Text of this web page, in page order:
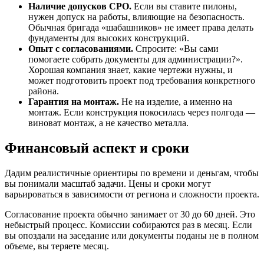
Наличие допусков СРО. Если вы ставите пилоны,
нужен допуск на работы, влияющие на безопасность.
Обычная бригада «шабашников» не имеет права делать
фундаменты для высоких конструкций.
Опыт с согласованиями. Спросите: «Вы сами
помогаете собрать документы для администрации?».
Хорошая компания знает, какие чертежи нужны, и
может подготовить проект под требования конкретного
района.
Гарантия на монтаж. Не на изделие, а именно на
монтаж. Если конструкция покосилась через полгода —
виноват монтаж, а не качество металла.
Финансовый аспект и сроки
Дадим реалистичные ориентиры по времени и деньгам, чтобы
вы понимали масштаб задачи. Цены и сроки могут
варьироваться в зависимости от региона и сложности проекта.
Согласование проекта обычно занимает от 30 до 60 дней. Это
небыстрый процесс. Комиссии собираются раз в месяц. Если
вы опоздали на заседание или документы поданы не в полном
объеме, вы теряете месяц.